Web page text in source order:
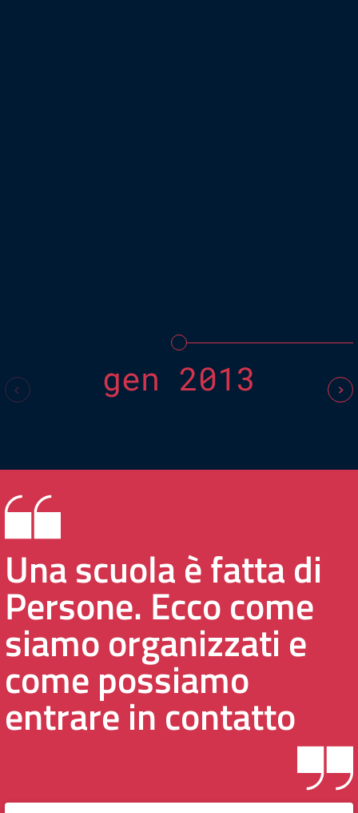
gen 2013
Una scuola è fatta di
Persone. Ecco come
siamo organizzati e
come possiamo
entrare in contatto